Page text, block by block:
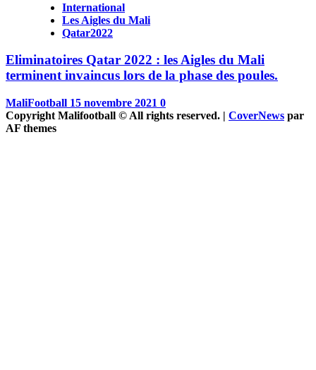
International
Les Aigles du Mali
Qatar2022
Eliminatoires Qatar 2022 : les Aigles du Mali
terminent invaincus lors de la phase des poules.
MaliFootball 15 novembre 2021 0
Copyright Malifootball © All rights reserved. | CoverNews par
AF themes